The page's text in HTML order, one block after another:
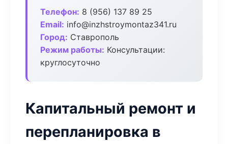
Телефон: 8 (956) 137 89 25
Email: info@inzhstroymontaz341.ru
Город: Ставрополь
Режим работы: Консультации:
круглосуточно
Капитальный ремонт и
перепланировка в